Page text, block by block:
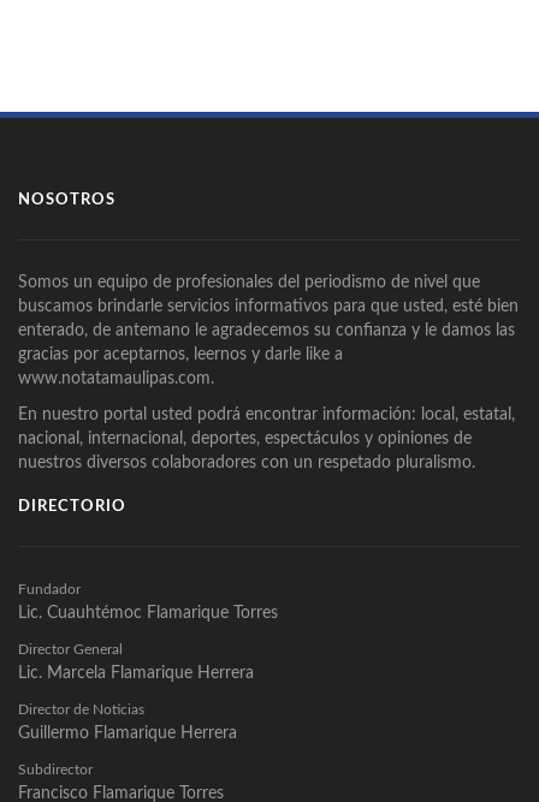
NOSOTROS
Somos un equipo de profesionales del periodismo de nivel que
buscamos brindarle servicios informativos para que usted, esté bien
enterado, de antemano le agradecemos su confianza y le damos las
gracias por aceptarnos, leernos y darle like a
www.notatamaulipas.com.
En nuestro portal usted podrá encontrar información: local, estatal,
nacional, internacional, deportes, espectáculos y opiniones de
nuestros diversos colaboradores con un respetado pluralismo.
DIRECTORIO
Fundador
Lic. Cuauhtémoc Flamarique Torres
Director General
Lic. Marcela Flamarique Herrera
Director de Noticias
Guillermo Flamarique Herrera
Subdirector
Francisco Flamarique Torres